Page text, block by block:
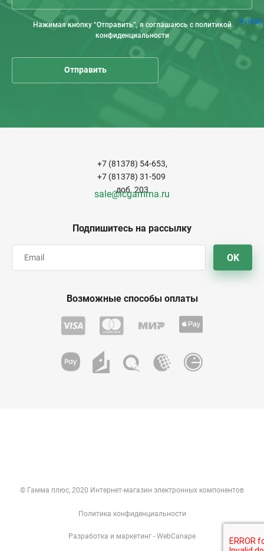
Р (RUB)
Нажимая кнопку “Отправить”, я соглашаюсь с политикой
конфиденциальности
Подпишитесь на рассылку
OK
+7 (81378) 54-653,
+7 (81378) 31-509
доб. 203
sale@icgamma.ru
Возможные способы оплаты
© Гамма плюс, 2020 Интернет-магазин электронных компонентов
Политика конфиденциальности
Разработка и маркетинг - WebCanape